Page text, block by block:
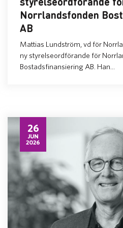
Norrlandsfonden
AB
Mattias Lundström, vd för
ny styrelseordförande för
Bostadsfinansiering AB. Han...
26
JUN
2026